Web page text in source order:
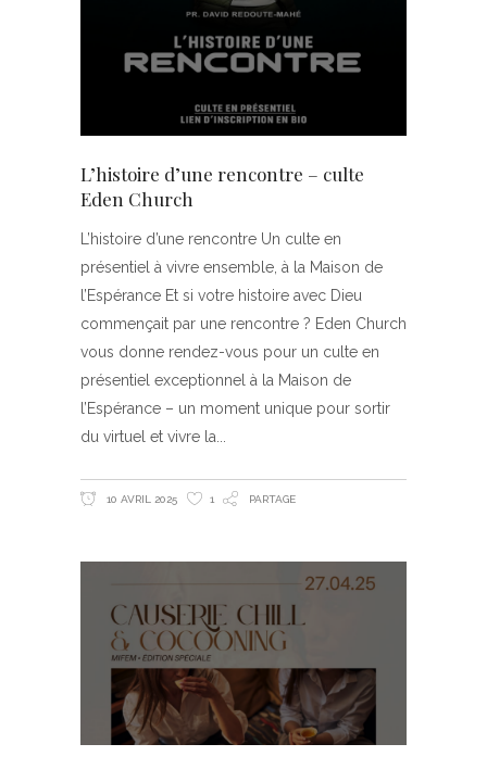
L’histoire d’une rencontre – culte
Eden Church
L’histoire d’une rencontre Un culte en
présentiel à vivre ensemble, à la Maison de
l’Espérance Et si votre histoire avec Dieu
commençait par une rencontre ? Eden Church
vous donne rendez-vous pour un culte en
présentiel exceptionnel à la Maison de
l’Espérance – un moment unique pour sortir
du virtuel et vivre la
10 AVRIL 2025 1 PARTAGE